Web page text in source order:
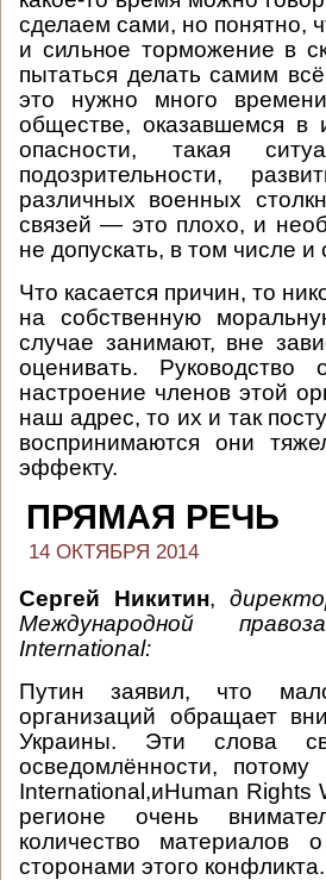
сделаем сами, но понятно,
и сильное торможение в
пытаться делать самим
это нужно много
обществе, оказавшемся в
опасности, такая
подозрительности,
различных военных
связей — это плохо, и
не допускать, в том числе
Что касается причин, то
на собственную
случае занимают, вне
оценивать. Руководство
настроение членов этой
наш адрес, то их и так
воспринимаются они
эффекту.
ПРЯМАЯ РЕЧЬ
14 ОКТЯБРЯ 2014
Сергей Никитин, д
Международной
International:
Путин заявил, что
организаций обращает
Украины. Эти слова
осведомлённости,
International,иHuman Rights
регионе очень
количество материалов
сторонами этого конфликта.